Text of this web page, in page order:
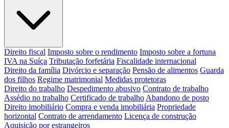
Direito fiscal Imposto sobre o rendimento Imposto sobre a fortuna
IVA na Suíça Tributação forfetária Fiscalidade internacional
Direito da família Divórcio e separação Pensão de alimentos Guarda
dos filhos Regime matrimonial Medidas protetoras
Direito do trabalho Despedimento abusivo Contrato de trabalho
Assédio no trabalho Certificado de trabalho Abandono de posto
Direito imobiliário Compra e venda imobiliária Propriedade
horizontal Contrato de arrendamento Licença de construção
Aquisição por estrangeiros